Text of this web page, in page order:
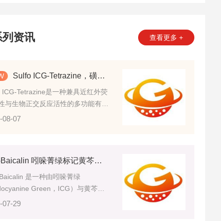
资讯 查看更多 +
Sulfo ICG-Tetrazine，磺基吲哚菁绿-四嗪的基本描述
ICG-Tetrazine是一种兼具近红外荧
与生物正交反应活性的多功能有机
间体，由磺化吲哚菁绿荧光母核与
08-07
ICG-Baicalin 吲哚菁绿标记黄芩苷的详情介绍
是一种由吲哚菁绿
Green，ICG）与黄芩苷
）通过化学方式连接形成的功
07-29